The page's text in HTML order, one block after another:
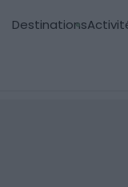
Destinations